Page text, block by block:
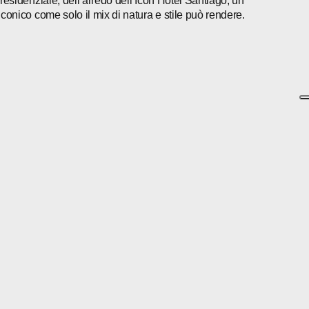
come solo il mix di natura e stile può rendere.